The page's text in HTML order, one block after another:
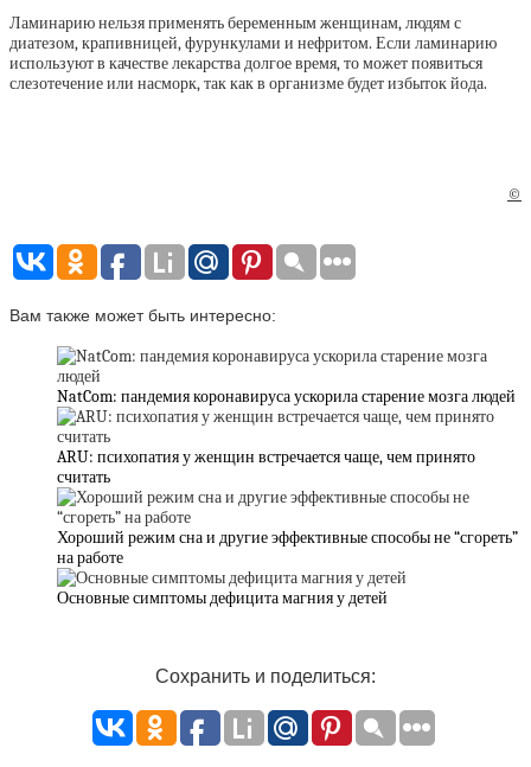
Ламинариюнельзя применять беременным женщинам, людям с
диатезом, крапивницей, фурункулами и нефритом. Если ламинарию
используют в качестве лекарства долгое время, то может появиться
слезотечение или насморк, так как в организме будет избыток йода.
©
Вам также может быть интересно:
NatCom: пандемия коронавируса ускорила старение мозга людей
ARU: психопатия у женщин встречается чаще, чем принято
считать
Хороший режим сна и другие эффективные способы не “сгореть”
на работе
Основные симптомы дефицита магния у детей
Сохранить и поделиться: